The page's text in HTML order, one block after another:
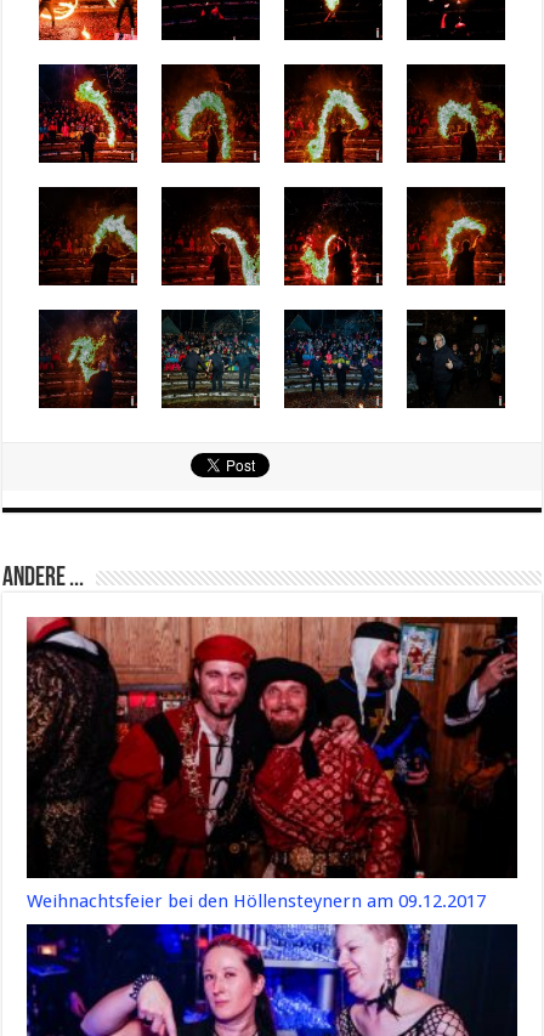
Andere ...
Weihnachtsfeier bei den Höllensteynern am 09.12.2017